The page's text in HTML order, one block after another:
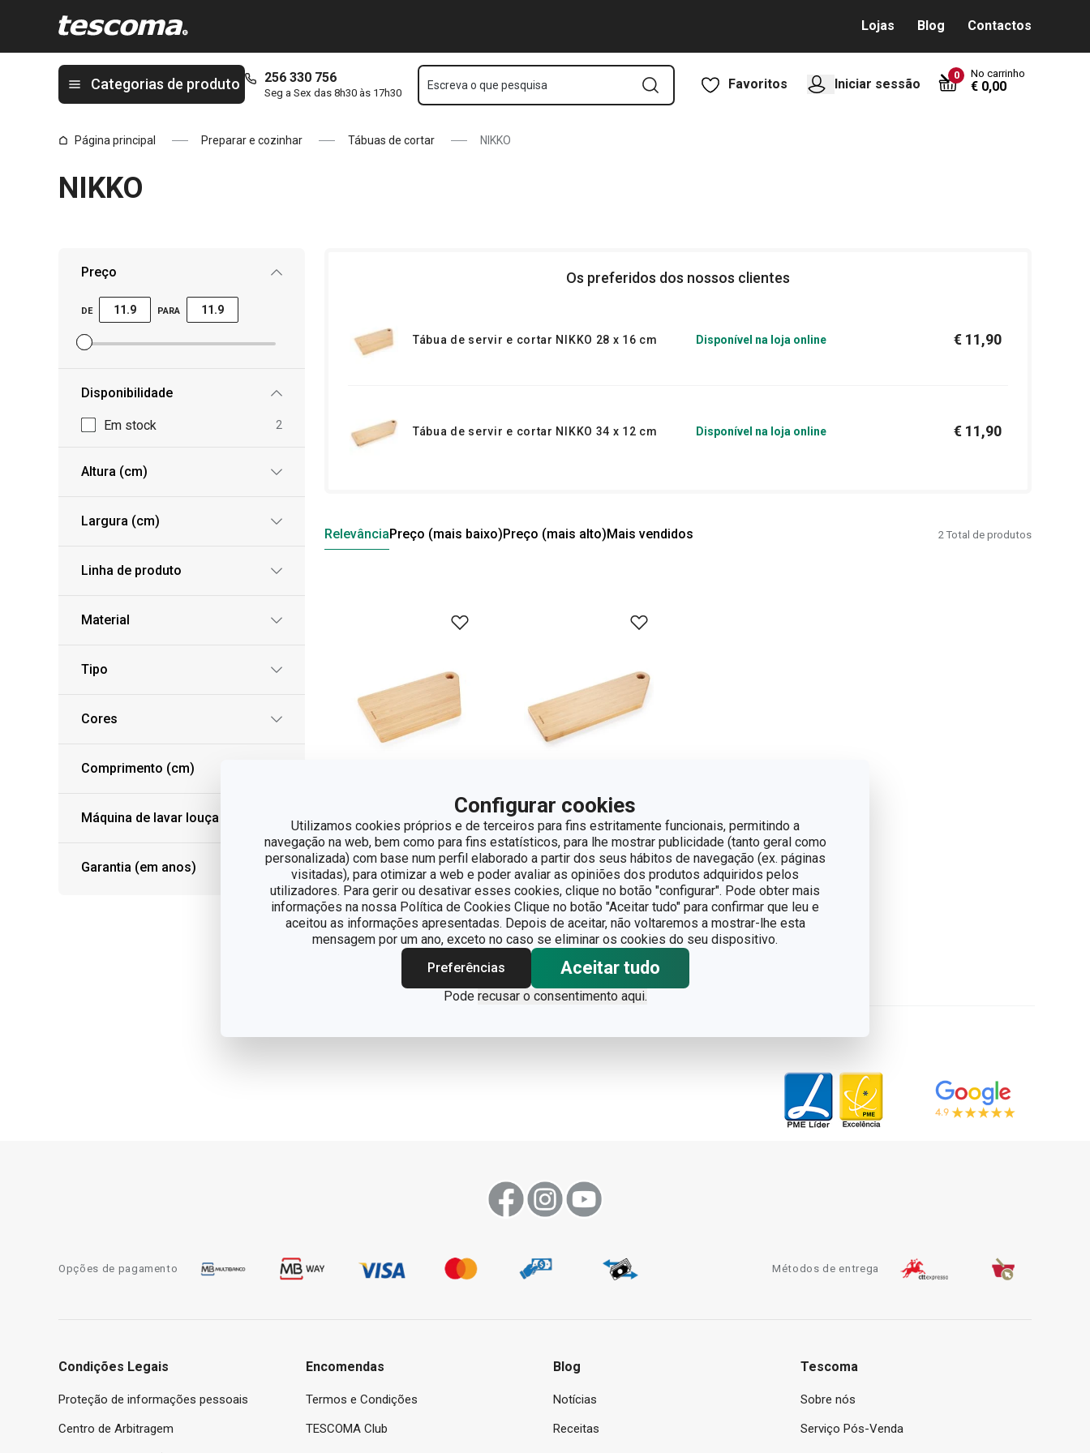
Configurar cookies
Utilizamos cookies próprios e de terceiros para fins estritamente funcionais, permitindo a
navegação na web, bem como para fins estatísticos, para lhe mostrar publicidade (tanto geral como
personalizada) com base num perfil elaborado a partir dos seus hábitos de navegação (ex. páginas
visitadas), para otimizar a web e poder avaliar as opiniões dos produtos adquiridos pelos
utilizadores. Para gerir ou desativar esses cookies, clique no botão "configurar". Pode obter mais
informações na nossa Política de Cookies Clique no botão "Aceitar tudo" para confirmar que leu e
aceitou as informações apresentadas. Depois de aceitar, não voltaremos a mostrar-lhe esta
mensagem por um ano, exceto no caso se eliminar os cookies do seu dispositivo.
Preferências
Aceitar tudo
Pode recusar o consentimento aqui.
Lojas Blog Contactos
Categorias de produto 256 330 756
Seg a Sex das 8h30 às 17h30
Escreva o que pesquisa Favoritos Iniciar sessão
0 No carrinho
€ 0,00
Página principal Preparar e cozinhar Tábuas de cortar NIKKO
NIKKO
Preço
DE PARA
Definir filtro de preço mínimo
Definir filtro de preço máximo
Disponibilidade
Em stock 2
Altura (cm)
Largura (cm)
Linha de produto
Material
Tipo
Cores
Comprimento (cm)
Máquina de lavar louça
Garantia (em anos)
Os preferidos dos nossos clientes
Tábua de servir e cortar NIKKO 28 x 16 cm Disponível na loja online € 11,90
Tábua de servir e cortar NIKKO 34 x 12 cm Disponível na loja online € 11,90
RelevânciaPreço (mais baixo)Preço (mais alto)Mais vendidos 2Total de produtos
Tábua de servir e
cortar NIKKO
28 x 16 cm
€ 11,90
Disponível na loja online
COMPRAR
Tábua de servir e
cortar NIKKO
34 x 12 cm
€ 11,90
Disponível na loja online
COMPRAR
Opções de pagamento Métodos de entrega
Condições Legais
Proteção de informações pessoais
Centro de Arbitragem
Encomendas
Termos e Condições
TESCOMA Club
Blog
Notícias
Receitas
Tescoma
Sobre nós
Serviço Pós-Venda